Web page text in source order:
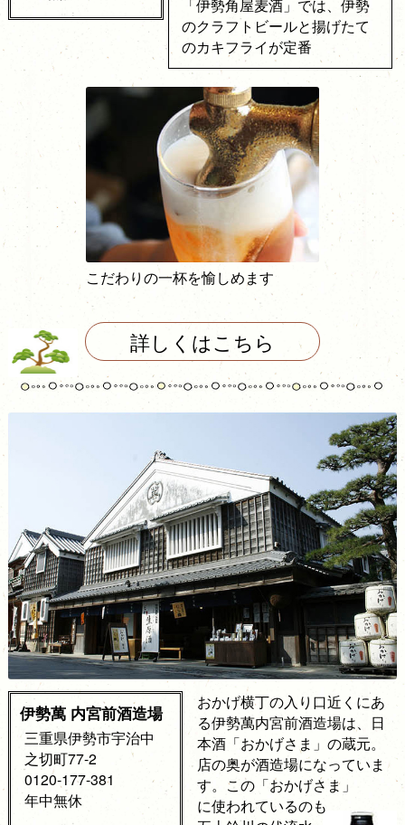
「伊勢角屋麦酒」では、伊勢
のクラフトビールと揚げたて
のカキフライが定番
こだわりの一杯を愉しめます
詳しくはこちら
伊勢萬 内宮前酒造場
三重県伊勢市宇治中
之切町77-2
0120-177-381
年中無休
おかげ横丁の入り口近くにあ
る伊勢萬内宮前酒造場は、日
本酒「おかげさま」の蔵元。
店の奥が酒造場になっていま
す。この「おかげさま」
に使われているのも